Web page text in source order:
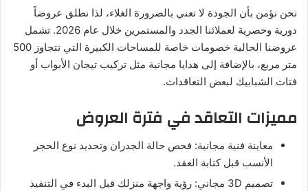
نحن نؤمن بأن الجودة لا تعني بالضرورة الغلاء، لذا نطلق عروضاً
دورية وحصرية لعملائنا الجدد والمستمرين خلال عام 2026. تشمل
عروضنا الحالية خصومات خاصة للمساحات الكبيرة التي تتجاوز 500
متر مربع، بالإضافة إلى هدايا مجانية مثل تركيب تيجان الأبواب أو
فتات الشبابيك لبعض التعاقدات.
مميزات التعاقد في فترة العروض
معاينة فنية مجانية: فحص حالة الجدران وتحديد نوع الحجر
الأنسب قبل كتابة العقد.
تصميم 3D مجاني: رؤية واجهة منزلك قبل البدء في التنفيذ